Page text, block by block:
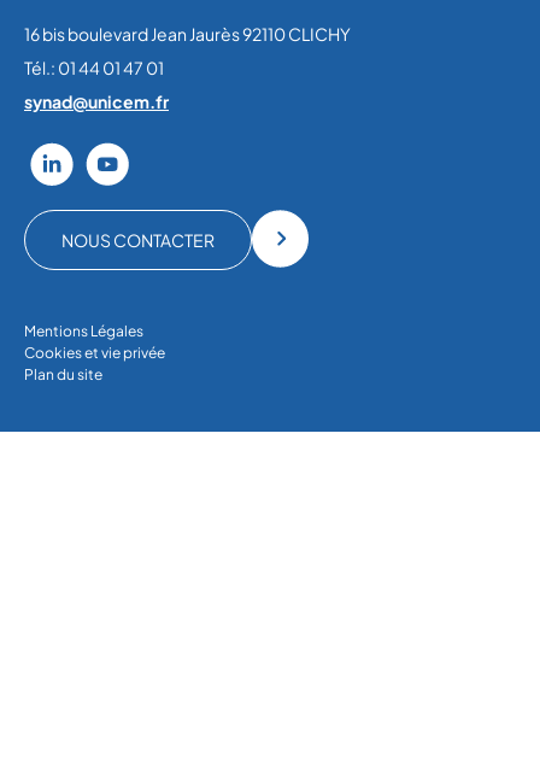
16 bis boulevard Jean Jaurès 92110 CLICHY
Tél.: 01 44 01 47 01
synad@unicem.fr
NOUS CONTACTER
Mentions Légales
Cookies et vie privée
Plan du site